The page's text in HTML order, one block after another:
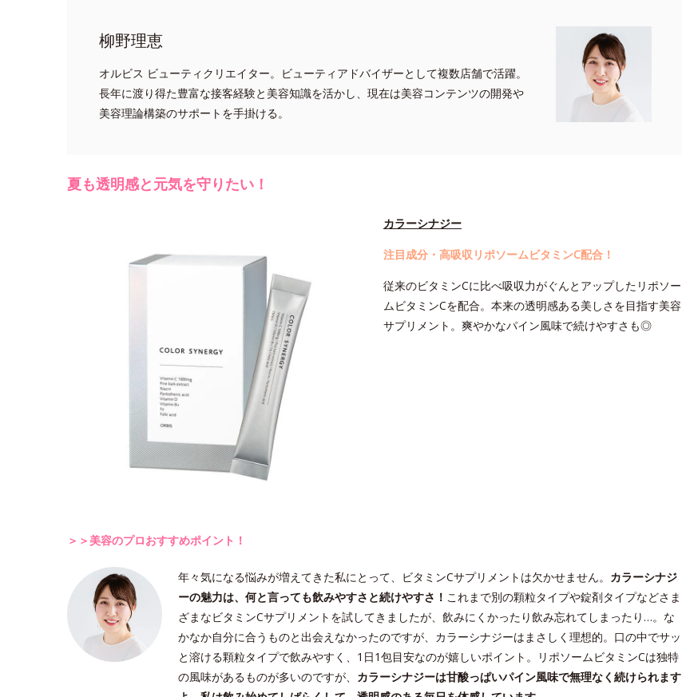
柳野理恵
オルビス ビューティクリエイター。ビューティアドバイザーとして複数店舗で活躍。
長年に渡り得た豊富な接客経験と美容知識を活かし、現在は美容コンテンツの開発や
美容理論構築のサポートを手掛ける。
夏も透明感と元気を守りたい！
カラーシナジー
注目成分・高吸収リポソームビタミンC配合！
従来のビタミンCに比べ吸収力がぐんとアップしたリポソー
ムビタミンCを配合。本来の透明感ある美しさを目指す美容
サプリメント。爽やかなパイン風味で続けやすさも◎
＞＞美容のプロおすすめポイント！
年々気になる悩みが増えてきた私にとって、ビタミンCサプリメントは欠かせません。 カラーシナジ
ーの魅力は、何と言っても飲みやすさと続けやすさ！ これまで別の顆粒タイプや錠剤タイプなどさま
ざまなビタミンCサプリメントを試してきましたが、飲みにくかったり飲み忘れてしまったり…。な
かなか自分に合うものと出会えなかったのですが、カラーシナジーはまさしく理想的。口の中でサッ
と溶ける顆粒タイプで飲みやすく、1日1包目安なのが嬉しいポイント。リポソームビタミンCは独特
の風味があるものが多いのですが、 カラーシナジーは甘酸っぱいパイン風味で無理なく続けられます